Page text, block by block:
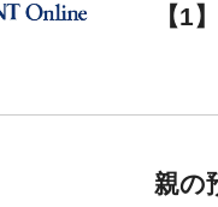
【1】
親の